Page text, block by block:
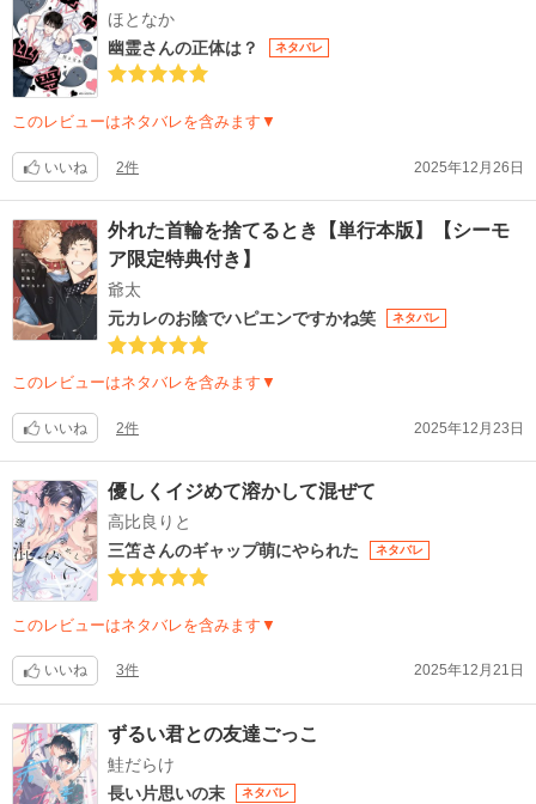
ほとなか
幽霊さんの正体は？
ネタバレ
このレビューはネタバレを含みます▼
いいね 2件 2025年12月26日
外れた首輪を捨てるとき【単行本版】【シーモ
ア限定特典付き】
爺太
元カレのお陰でハピエンですかね笑
ネタバレ
このレビューはネタバレを含みます▼
いいね 2件 2025年12月23日
優しくイジめて溶かして混ぜて
高比良りと
三笘さんのギャップ萌にやられた
ネタバレ
このレビューはネタバレを含みます▼
いいね 3件 2025年12月21日
ずるい君との友達ごっこ
鮭だらけ
長い片思いの末
ネタバレ